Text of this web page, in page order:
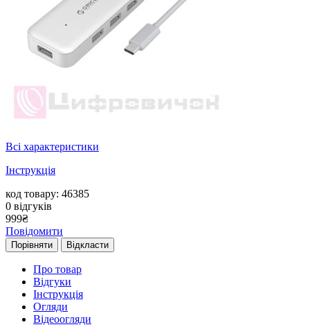
Всі характеристики
Інструкція
код товару: 46385
0 відгуків
999₴
Повідомити
Порівняти Відкласти
Про товар
Відгуки
Інструкція
Огляди
Відеоогляди